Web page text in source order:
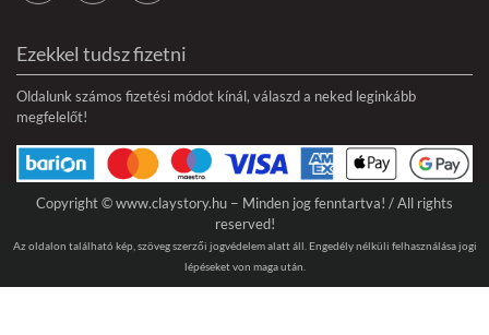
Ezekkel tudsz fizetni
Oldalunk számos fizetési módot kínál, válaszd a neked leginkább
megfelelőt!
Copyright © www.claystory.hu − Minden jog fenntartva! / All rights
reserved!
Az oldalon található kép, szöveg szerzői jogvédelem alatt áll. Engedély nélküli felhasználása jogi
lépéseket von maga után.